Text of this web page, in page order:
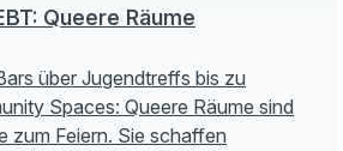
Queere Räume
über Jugendtreffs bis zu
Spaces: Queere Räume sind
zum Feiern. Sie schaffen